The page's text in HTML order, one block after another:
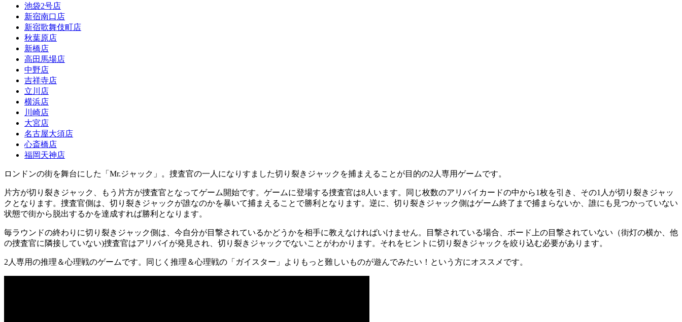
池袋2号店
新宿南口店
新宿歌舞伎町店
秋葉原店
新橋店
高田馬場店
中野店
吉祥寺店
立川店
横浜店
川崎店
大宮店
名古屋大須店
心斎橋店
福岡天神店
ロンドンの街を舞台にした「Mr.ジャック」。捜査官の一人になりすました切り裂きジャックを捕まえることが目的の2人専用ゲームです。
片方が切り裂きジャック、もう片方が捜査官となってゲーム開始です。ゲームに登場する捜査官は8人います。同じ枚数のアリバイカードの中から1枚を引き、その1人が切り裂きジャッ
クとなります。捜査官側は、切り裂きジャックが誰なのかを暴いて捕まえることで勝利となります。逆に、切り裂きジャック側はゲーム終了まで捕まらないか、誰にも見つかっていない
状態で街から脱出するかを達成すれば勝利となります。
毎ラウンドの終わりに切り裂きジャック側は、今自分が目撃されているかどうかを相手に教えなければいけません。目撃されている場合、ボード上の目撃されていない（街灯の横か、他
の捜査官に隣接していない)捜査官はアリバイが発見され、切り裂きジャックでないことがわかります。それをヒントに切り裂きジャックを絞り込む必要があります。
2人専用の推理＆心理戦のゲームです。同じく推理＆心理戦の「ガイスター」よりもっと難しいものが遊んでみたい！という方にオススメです。